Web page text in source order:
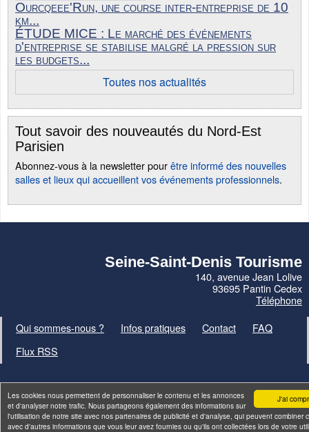
J'ai
Les cookies nous permettent de personnaliser le contenu et les annonces
et d'analyser notre trafic. Nous partageons également des informations sur
l'utilisation de notre site avec nos partenaires de publicité et d'analyse, qui peuvent combiner
avec d'autres informations que vous leur avez fournies ou qu'ils ont collectées lors de votre
Ourcqeee'Run, une course inter-entreprise de 10
km...
ÉTUDE MICE : Le marché des événements
d'entreprise se stabilise malgré la pression sur
les budgets...
Toutes nos actualités
Tout savoir des nouveautés du Nord-Est
Parisien
Abonnez-vous à la newsletter pourêtre informé des nouvelles
salles et lieux qui accueillent vos événements professionnels.
Seine-Saint-Denis Tourisme
140, avenue Jean Lolive
93695 Pantin Cedex
Téléphone
Qui sommes-nous ?
Infos pratiques Contact
FAQ
Flux RSS
Site parID-Alizés